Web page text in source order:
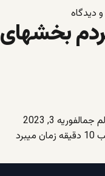
دیدگاه
۱، ۲، ۳ و ۴
جمالفوریه 3, 2023